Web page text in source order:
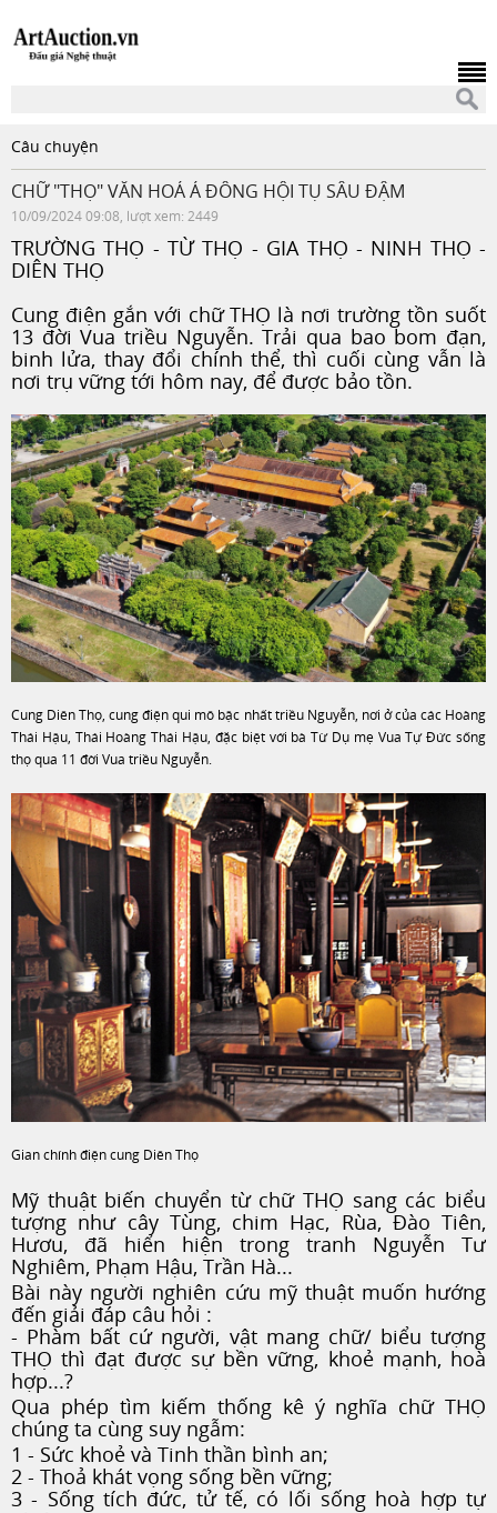
Câu chuyện
CHỮ "THỌ" VĂN HOÁ Á ĐÔNG HỘI TỤ SÂU ĐẬM
10/09/2024 09:08, lượt xem: 2449
TRƯỜNG THỌ - TỪ THỌ - GIA THỌ - NINH THỌ -
DIÊN THỌ
Cung điện gắn với chữ THỌ là nơi trường tồn suốt
13 đời Vua triều Nguyễn. Trải qua bao bom đạn,
binh lửa, thay đổi chính thể, thì cuối cùng vẫn là
nơi trụ vững tới hôm nay, để được bảo tồn.
Cung Diên Thọ, cung điện qui mô bậc nhất triều Nguyễn, nơi ở của các Hoàng
Thái Hậu, Thái Hoàng Thái Hậu, đặc biệt với bà Từ Dụ mẹ Vua Tự Đức sống
thọ qua 11 đời Vua triều Nguyễn.
Gian chính điện cung Diên Thọ
Mỹ thuật biến chuyển từ chữ THỌ sang các biểu
tượng như cây Tùng, chim Hạc, Rùa, Đào Tiên,
Hươu, đã hiển hiện trong tranh Nguyễn Tư
Nghiêm, Phạm Hậu, Trần Hà...
Bài này người nghiên cứu mỹ thuật muốn hướng
đến giải đáp câu hỏi :
- Phàm bất cứ người, vật mang chữ/ biểu tượng
THỌ thì đạt được sự bền vững, khoẻ mạnh, hoà
hợp...?
Qua phép tìm kiếm thống kê ý nghĩa chữ THỌ
chúng ta cùng suy ngẫm:
1 - Sức khoẻ và Tinh thần bình an;
2 - Thoả khát vọng sống bền vững;
3 - Sống tích đức, tử tế, có lối sống hoà hợp tự